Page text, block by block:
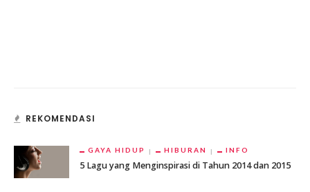
REKOMENDASI
GAYA HIDUP HIBURAN INFO
5 Lagu yang Menginspirasi di Tahun 2014 dan 2015